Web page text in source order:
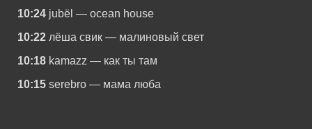
10:24 jubël — ocean house
10:22 лёша свик — малиновый свет
10:18 kamazz — как ты там
10:15 serebro — мама люба